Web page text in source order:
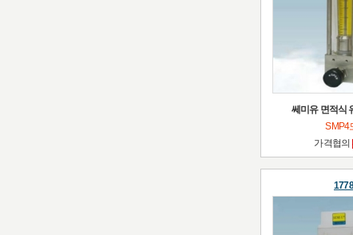
쎄미유 면적식
SMP4
가격협의